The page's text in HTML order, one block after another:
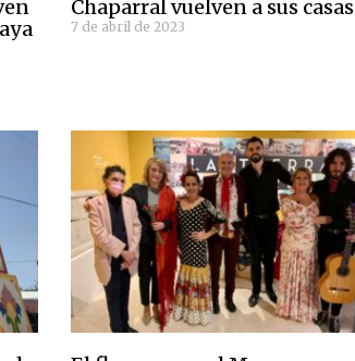
Chaparral vuelven a sus casas
7 de abril de 2023